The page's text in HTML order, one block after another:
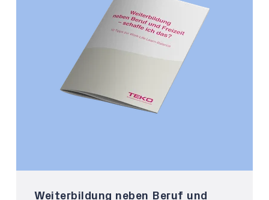
Weiterbildung neben Beruf und